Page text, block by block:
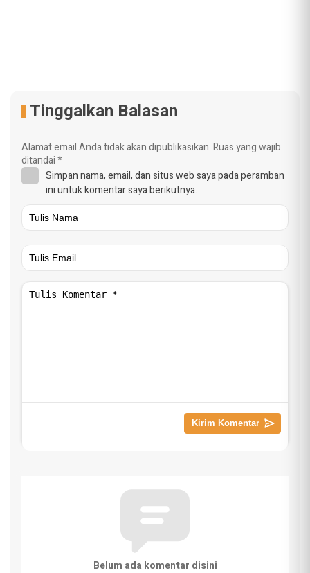
Tinggalkan Balasan
Alamat email Anda tidak akan dipublikasikan.Ruas yang wajib
ditandai*
Simpan nama, email, dan situs web saya pada peramban
ini untuk komentar saya berikutnya.
Belum ada komentar disini